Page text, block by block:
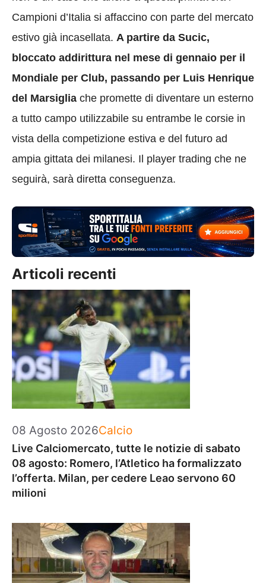
Campioni d’Italia si affaccino con parte del mercato
estivo già incasellata. A partire da Sucic,
bloccato addirittura nel mese di gennaio per il
Mondiale per Club, passando per Luis Henrique
del Marsiglia che promette di diventare un esterno
a tutto campo utilizzabile su entrambe le corsie in
vista della competizione estiva e del futuro ad
ampia gittata dei milanesi. Il player trading che ne
seguirà, sarà diretta conseguenza.
Articoli recenti
08 Agosto 2026Categorie
Calcio
Live Calciomercato, tutte le notizie di sabato
08 agosto: Romero, l’Atletico ha formalizzato
l’offerta. Milan, per cedere Leao servono 60
milioni